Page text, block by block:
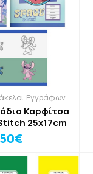
Εγγράφων
Καρφίτσα
25χ17cm